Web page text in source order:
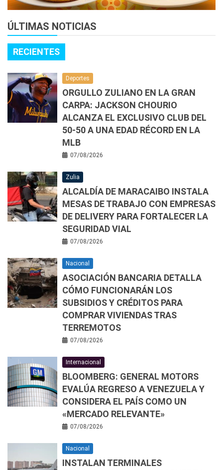
ÚLTIMAS NOTICIAS
RECIENTES
Deportes
ORGULLO ZULIANO EN LA GRAN
CARPA: JACKSON CHOURIO
ALCANZA EL EXCLUSIVO CLUB DEL
50-50 A UNA EDAD RÉCORD EN LA
MLB
07/08/2026
Zulia
ALCALDÍA DE MARACAIBO INSTALA
MESAS DE TRABAJO CON EMPRESAS
DE DELIVERY PARA FORTALECER LA
SEGURIDAD VIAL
07/08/2026
Nacional
ASOCIACIÓN BANCARIA DETALLA
CÓMO FUNCIONARÁN LOS
SUBSIDIOS Y CRÉDITOS PARA
COMPRAR VIVIENDAS TRAS
TERREMOTOS
07/08/2026
Internacional
BLOOMBERG: GENERAL MOTORS
EVALÚA REGRESO A VENEZUELA Y
CONSIDERA EL PAÍS COMO UN
«MERCADO RELEVANTE»
07/08/2026
Nacional
INSTALAN TERMINALES